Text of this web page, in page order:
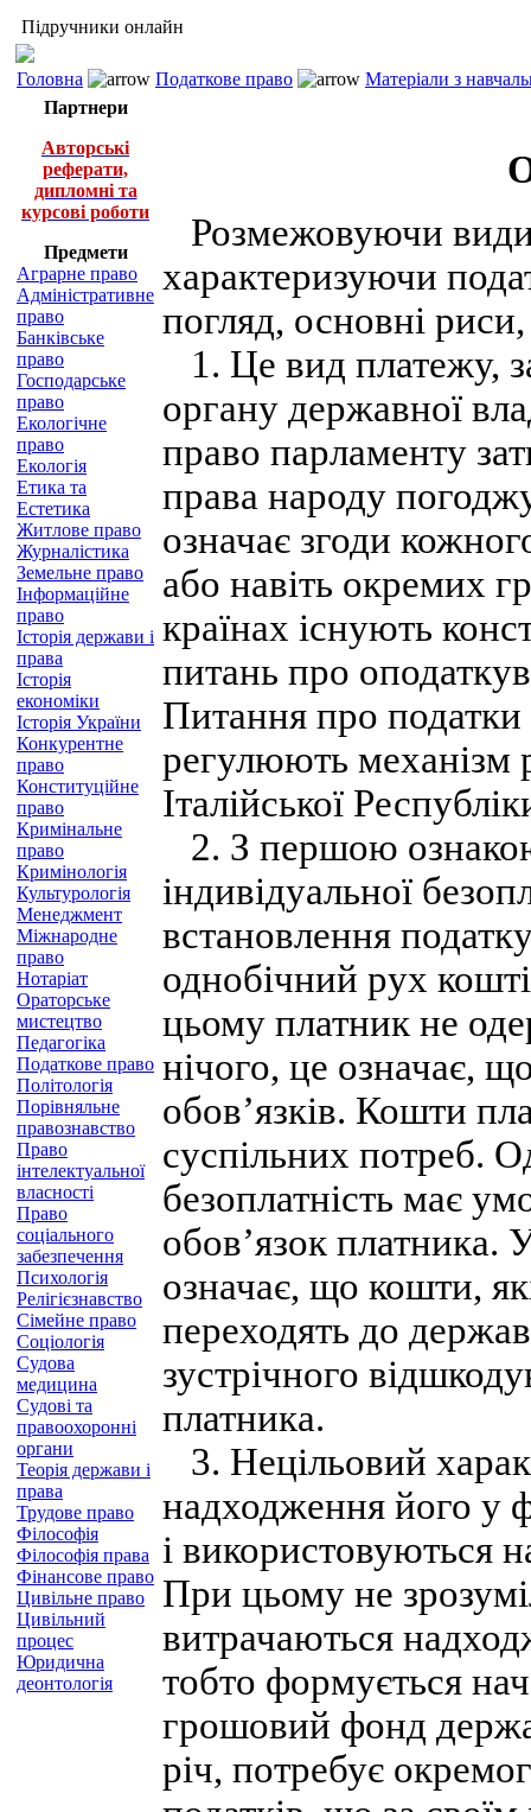
Підручники онлайн
Головна Податкове право
Матеріали з
Партнери
Авторські
реферати,
дипломні та
курсові роботи
Предмети
Аграрне право
Адміністративне
право
Банківське
право
Господарське
право
Екологічне
право
Екологія
Етика та
Естетика
Житлове право
Журналістика
Земельне право
Інформаційне
право
Історія держави і
права
Історія
економіки
Історія України
Конкурентне
право
Конституційне
право
Кримінальне
право
Кримінологія
Культурологія
Менеджмент
Міжнародне
право
Нотаріат
Ораторське
мистецтво
Педагогіка
Податкове право
Політологія
Порівняльне
правознавство
Право
інтелектуальної
власності
Право
соціального
забезпечення
Психологія
Релігієзнавство
Сімейне право
Соціологія
Судова
медицина
Судові та
правоохоронні
органи
Теорія держави і
права
Трудове право
Філософія
Філософія права
Фінансове право
Цивільне право
Цивільний
процес
Юридична
деонтологія
Розмежовуючи
характеризуючи
погляд, основні
1. Це вид платежу,
органу державної
право парламенту
права народу
означає згоди
або навіть окремих
країнах існують
питань про
Питання про податки
регулюють механізм
Італійської
2. З першою
індивідуальної
встановлення
однобічний рух
цьому платник не
нічого, це означає,
обов’язків. Кошти
суспільних потреб.
безоплатність має
обов’язок платника.
означає, що кошти,
переходять до
зустрічного
платника.
3. Нецільовий
надходження його
і використовуються
При цьому не
витрачаються
тобто формується
грошовий фонд
річ, потребує